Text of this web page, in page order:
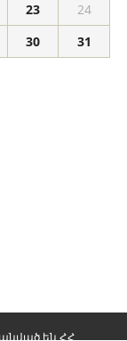
23
24
30
31
են ՀՀ